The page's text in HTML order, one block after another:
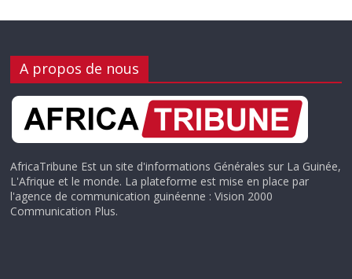
A propos de nous
AfricaTribune Est un site d'informations Générales sur La Guinée,
L'Afrique et le monde. La plateforme est mise en place par
l'agence de communication guinéenne : Vision 2000
Communication Plus.